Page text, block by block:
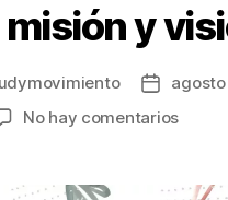
y
Fecha
de
agosto
No hay comentariosen
y